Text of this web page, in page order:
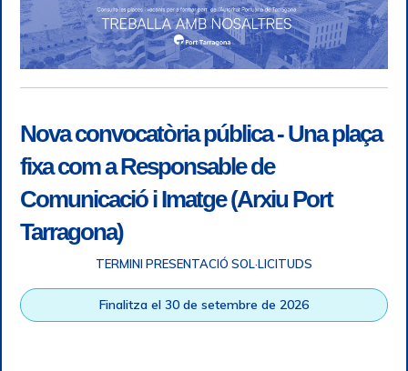
Nova convocatòria pública - Una plaça
fixa com a Responsable de
Comunicació i Imatge (Arxiu Port
Tarragona)
TERMINI PRESENTACIÓ SOL·LICITUDS
Finalitza el 30 de setembre de 2026